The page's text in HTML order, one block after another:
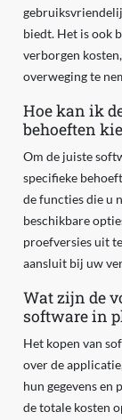
biedt. Het is ook
verborgen
overweging te
Hoe kan ik
behoeften
Om de juiste
specifieke
de functies die u
beschikbare
proefversies uit
aansluit bij uw
Wat zijn de
software in
Het kopen van
over de
hun gegevens en
de totale kosten